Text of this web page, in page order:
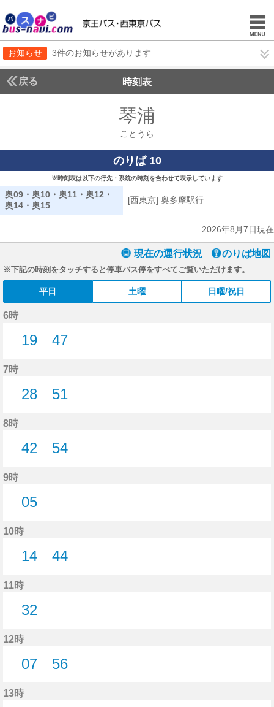
お知らせ 3件のお知らせがあります
戻る 時刻表
琴浦
ことうら
のりば 10
※時刻表は以下の行先・系統の時刻を合わせて表示しています
奥09・奥10・奥11・奥12・
奥14・奥15 奥09・奥10・奥11・奥12・奥14・奥15
[西東京] 奥多摩駅行
2026年8月7日現在
現在の運行状況 のりば地図
※下記の時刻をタッチすると停車バス停をすべてご覧いただけます。
平日 土曜 日曜/祝日
6時
19
47
7時
28
51
8時
42
54
9時
05
10時
14
44
11時
32
12時
07
56
13時